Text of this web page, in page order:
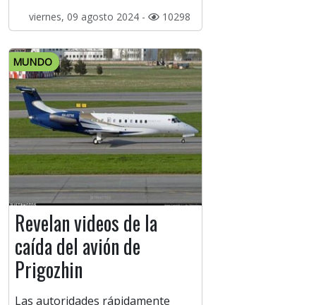
viernes, 09 agosto 2024 - 10298
MUNDO
Revelan videos de la
caída del avión de
Prigozhin
Las autoridades rápidamente